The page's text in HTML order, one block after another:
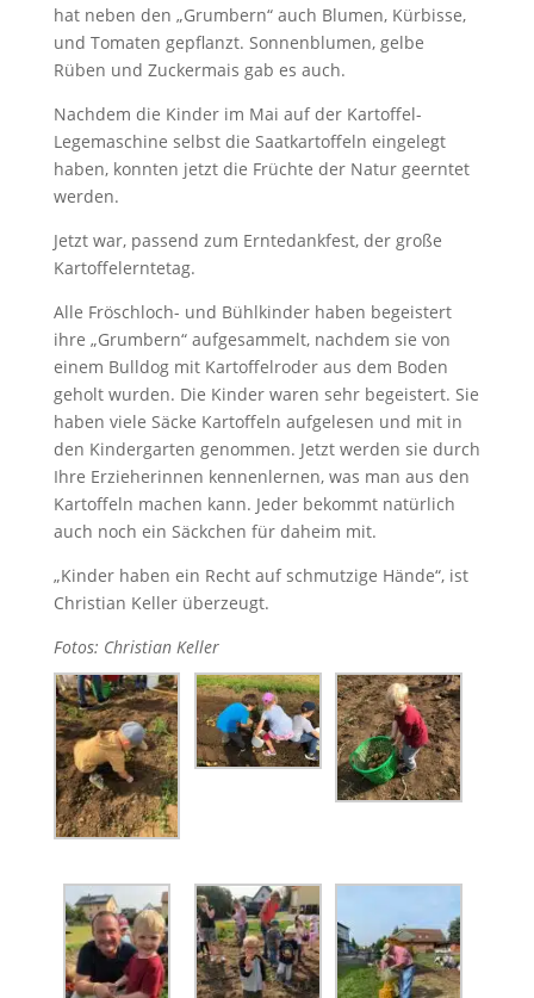
hat neben den „Grumbern“ auch Blumen, Kürbisse,
und Tomaten gepflanzt. Sonnenblumen, gelbe
Rüben und Zuckermais gab es auch.
Nachdem die Kinder im Mai auf der Kartoffel-
Legemaschine selbst die Saatkartoffeln eingelegt
haben, konnten jetzt die Früchte der Natur geerntet
werden.
Jetzt war, passend zum Erntedankfest, der große
Kartoffelerntetag.
Alle Fröschloch- und Bühlkinder haben begeistert
ihre „Grumbern“ aufgesammelt, nachdem sie von
einem Bulldog mit Kartoffelroder aus dem Boden
geholt wurden. Die Kinder waren sehr begeistert. Sie
haben viele Säcke Kartoffeln aufgelesen und mit in
den Kindergarten genommen. Jetzt werden sie durch
Ihre Erzieherinnen kennenlernen, was man aus den
Kartoffeln machen kann. Jeder bekommt natürlich
auch noch ein Säckchen für daheim mit.
„Kinder haben ein Recht auf schmutzige Hände“, ist
Christian Keller überzeugt.
Fotos: Christian Keller